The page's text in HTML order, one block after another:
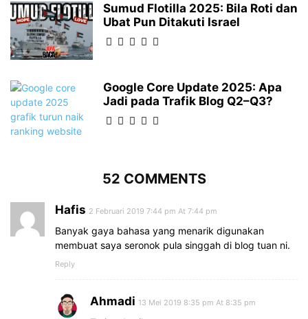
Sumud Flotilla 2025: Bila Roti dan
Ubat Pun Ditakuti Israel
Google Core Update 2025: Apa
Jadi pada Trafik Blog Q2–Q3?
52 COMMENTS
Hafis 2 Februari 2019 7:44 pm At 7:44 pm
Banyak gaya bahasa yang menarik digunakan
membuat saya seronok pula singgah di blog tuan ni.
Reply
Ahmadi 13 Mei 2019 8:35 pm At 8:35 pm